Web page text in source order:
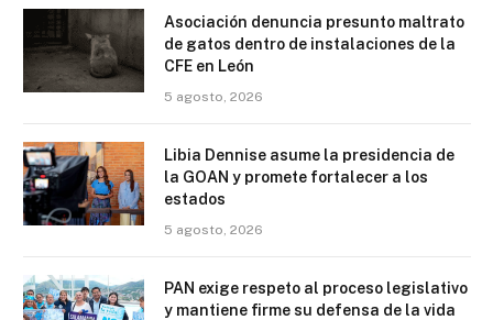
Asociación denuncia presunto maltrato
de gatos dentro de instalaciones de la
CFE en León
5 agosto, 2026
Libia Dennise asume la presidencia de
la GOAN y promete fortalecer a los
estados
5 agosto, 2026
PAN exige respeto al proceso legislativo
y mantiene firme su defensa de la vida